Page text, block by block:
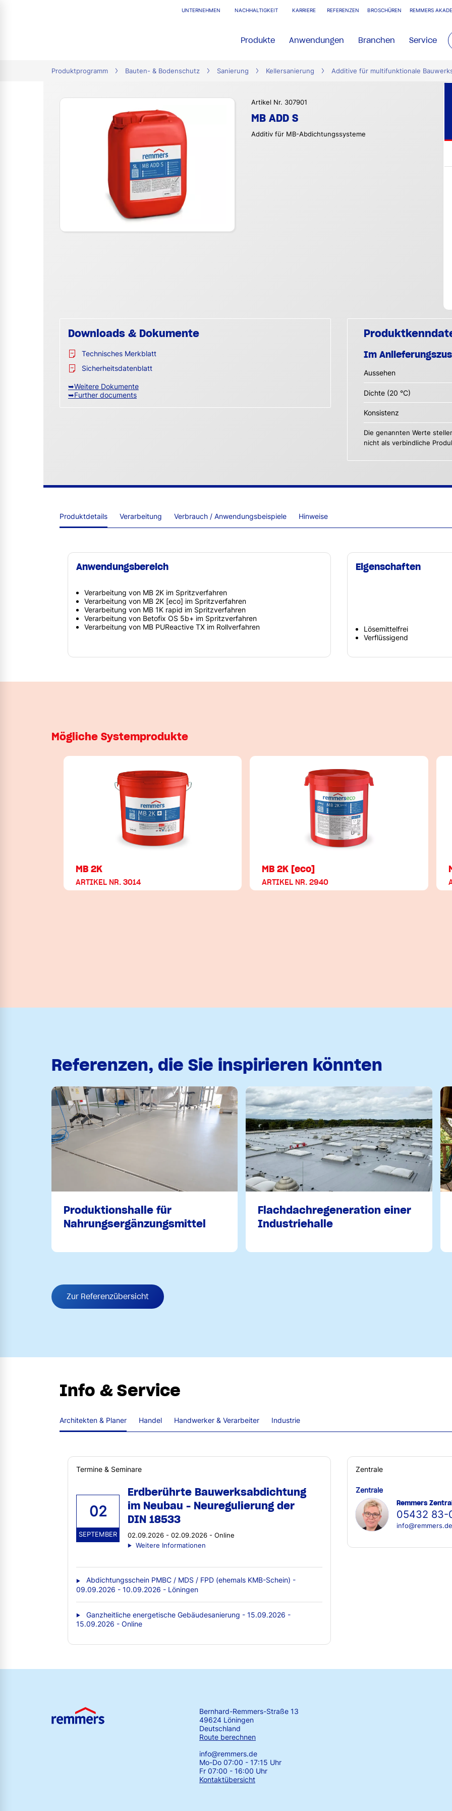
UNTERNEHMEN NACHHALTIGKEIT KARRIERE REFERENZEN BROSCHÜREN REMMERS
Produkte Anwendungen Branchen Service
Produktprogramm Bauten- & Bodenschutz Sanierung Kellersanierung Additive für multifunktionale
Artikel Nr. 307901
MB ADD S
Additiv für MB-Abdichtungssysteme
Downloads & Dokumente
Technisches Merkblatt
Sicherheitsdatenblatt
➥Weitere Dokumente
➥Further documents
Im
Aussehen
Dichte (20 °C)
Konsistenz
Die genannten Werte
nicht als verbindliche
Produktdetails Verarbeitung Verbrauch / Anwendungsbeispiele Hinweise
Anwendungsbereich
Verarbeitung von MB 2K im Spritzverfahren
Verarbeitung von MB 2K [eco] im Spritzverfahren
Verarbeitung von MB 1K rapid im Spritzverfahren
Verarbeitung von Betofix OS 5b+ im Spritzverfahren
Verarbeitung von MB PUReactive TX im Rollverfahren
Eigenschaften
Lösemittelfrei
Verflüssigend
Mögliche Systemprodukte
MB 2K
ARTIKEL NR. 3014
MB 2K [eco]
ARTIKEL NR. 2940
Referenzen, die Sie inspirieren könnten
Produktionshalle für
Nahrungsergänzungsmittel
Flachdachregeneration einer
Industriehalle
Zur Referenzübersicht
Info & Service
Architekten & Planer Handel Handwerker & Verarbeiter Industrie
Termine & Seminare
02
SEPTEMBER
Erdberührte Bauwerksabdichtung
im Neubau - Neuregulierung der
DIN 18533
02.09.2026 - 02.09.2026 - Online
Weitere Informationen
Abdichtungsschein PMBC / MDS / FPD (ehemals KMB-Schein) -
09.09.2026 - 10.09.2026 - Löningen
Ganzheitliche energetische Gebäudesanierung - 15.09.2026 -
15.09.2026 - Online
Zentrale
Zentrale
Remmers
05432 83-
info@remmers.de
Bernhard-Remmers-Straße 13
49624 Löningen
Deutschland
Route berechnen
info@remmers.de
Mo-Do 07:00 - 17:15 Uhr
Fr 07:00 - 16:00 Uhr
Kontaktübersicht